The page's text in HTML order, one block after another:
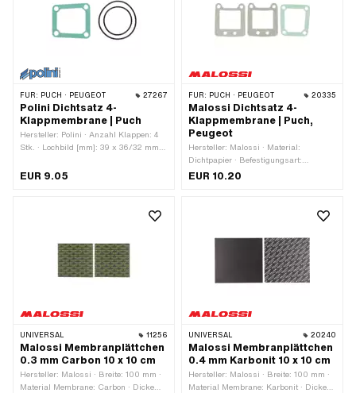
FÜR: PUCH · PEUGEOT 27267
Polini Dichtsatz 4-
Klappmembrane | Puch
Hersteller: Polini · Anzahl Klappen: 4
Stk. · Lochbild [mm]: 39 x 36/32 mm ·
EUR 9.05
FÜR: PUCH · PEUGEOT 20335
Malossi Dichtsatz 4-
Klappmembrane | Puch,
Peugeot
Hersteller: Malossi · Material:
Dichtpapier · Befestigungsart:
Schrauben · Anzahl
EUR 10.20
UNIVERSAL 11256
Malossi Membranplättchen
0.3 mm Carbon 10 x 10 cm
Hersteller: Malossi · Breite: 100 mm ·
Material Membrane: Carbon · Dicke
UNIVERSAL 20240
Malossi Membranplättchen
0.4 mm Karbonit 10 x 10 cm
Hersteller: Malossi · Breite: 100 mm ·
Material Membrane: Karbonit · Dicke